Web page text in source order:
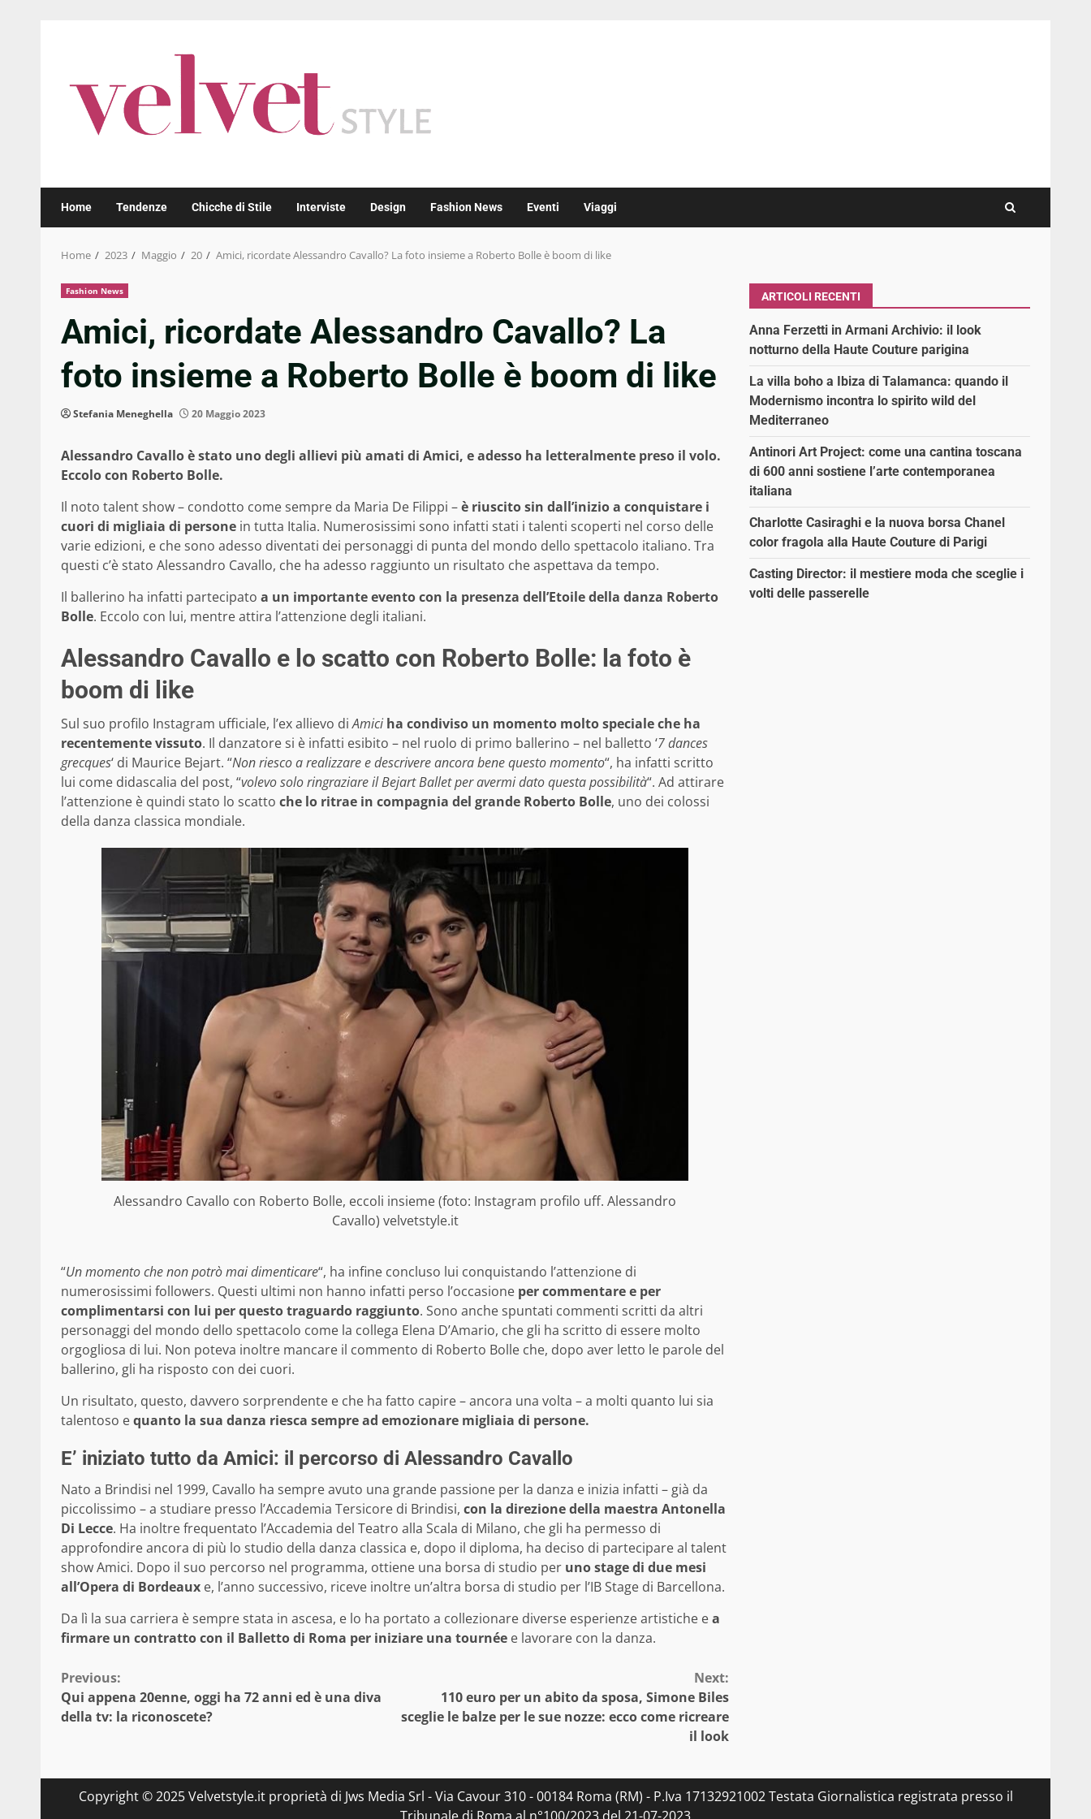
Home Tendenze Chicche di Stile Interviste Design Fashion News Eventi Viaggi
Home 2023 Maggio 20 Amici, ricordate Alessandro Cavallo? La foto insieme a Roberto Bolle è boom di like
Fashion News
Amici, ricordate Alessandro Cavallo? La
foto insieme a Roberto Bolle è boom di like
Stefania Meneghella 20 Maggio 2023
Alessandro Cavallo è stato uno degli allievi più amati di Amici, e adesso ha letteralmente preso il volo.
Eccolo con Roberto Bolle.
Il noto talent show – condotto come sempre da Maria De Filippi –è riuscito sin dall’inizio a conquistare i
cuori di migliaia di persone in tutta Italia. Numerosissimi sono infatti stati i talenti scoperti nel corso delle
varie edizioni, e che sono adesso diventati dei personaggi di punta del mondo dello spettacolo italiano. Tra
questi c’è stato Alessandro Cavallo, che ha adesso raggiunto un risultato che aspettava da tempo.
Il ballerino ha infatti partecipato a un importante evento con la presenza dell’Etoile della danza Roberto
Bolle. Eccolo con lui, mentre attira l’attenzione degli italiani.
Alessandro Cavallo e lo scatto con Roberto Bolle: la foto è
boom di like
Sul suo profilo Instagram ufficiale, l’ex allievo diAmici ha condiviso un momento molto speciale che ha
recentemente vissuto. Il danzatore si è infatti esibito – nel ruolo di primo ballerino – nel balletto ‘7 dances
grecques‘ di Maurice Bejart. “Non riesco a realizzare e descrivere ancora bene questo momento“, ha infatti scritto
lui come didascalia del post, “volevo solo ringraziare il Bejart Ballet per avermi dato questa possibilità“. Ad attirare
l’attenzione è quindi stato lo scatto che lo ritrae in compagnia del grande Roberto Bolle, uno dei colossi
della danza classica mondiale.
Alessandro Cavallo con Roberto Bolle, eccoli insieme (foto: Instagram profilo uff. Alessandro
Cavallo) velvetstyle.it
“Un momento che non potrò mai dimenticare“, ha infine concluso lui conquistando l’attenzione di
numerosissimi followers. Questi ultimi non hanno infatti perso l’occasione per commentare e per
complimentarsi con lui per questo traguardo raggiunto. Sono anche spuntati commenti scritti da altri
personaggi del mondo dello spettacolo come la collega Elena D’Amario, che gli ha scritto di essere molto
orgogliosa di lui. Non poteva inoltre mancare il commento di Roberto Bolle che, dopo aver letto le parole del
ballerino, gli ha risposto con dei cuori.
Un risultato, questo, davvero sorprendente e che ha fatto capire – ancora una volta – a molti quanto lui sia
talentoso equanto la sua danza riesca sempre ad emozionare migliaia di persone.
E’ iniziato tutto da Amici: il percorso di Alessandro Cavallo
Nato a Brindisi nel 1999, Cavallo ha sempre avuto una grande passione per la danza e inizia infatti – già da
piccolissimo – a studiare presso l’Accademia Tersicore di Brindisi, con la direzione della maestra Antonella
Di Lecce. Ha inoltre frequentato l’Accademia del Teatro alla Scala di Milano, che gli ha permesso di
approfondire ancora di più lo studio della danza classica e, dopo il diploma, ha deciso di partecipare al talent
show Amici. Dopo il suo percorso nel programma, ottiene una borsa di studio per uno stage di due mesi
all’Opera di Bordeaux e, l’anno successivo, riceve inoltre un’altra borsa di studio per l’IB Stage di Barcellona.
Da lì la sua carriera è sempre stata in ascesa, e lo ha portato a collezionare diverse esperienze artistiche ea
firmare un contratto con il Balletto di Roma per iniziare una tournée e lavorare con la danza.
Continue
Reading
Previous:
Qui appena 20enne, oggi ha 72 anni ed è una diva
della tv: la riconoscete?
Next:
110 euro per un abito da sposa, Simone Biles
sceglie le balze per le sue nozze: ecco come ricreare
il look
ARTICOLI RECENTI
Anna Ferzetti in Armani Archivio: il look
notturno della Haute Couture parigina
La villa boho a Ibiza di Talamanca: quando il
Modernismo incontra lo spirito wild del
Mediterraneo
Antinori Art Project: come una cantina toscana
di 600 anni sostiene l’arte contemporanea
italiana
Charlotte Casiraghi e la nuova borsa Chanel
color fragola alla Haute Couture di Parigi
Casting Director: il mestiere moda che sceglie i
volti delle passerelle
Copyright © 2025 Velvetstyle.it proprietà di Jws Media Srl - Via Cavour 310 - 00184 Roma (RM) - P.Iva 17132921002 Testata Giornalistica registrata presso il